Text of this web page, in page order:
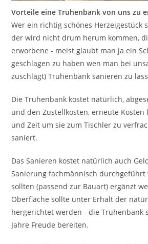
Vorteile eine Truhenbank von uns zu
Wer ein richtig schönes Herzeigestück
der wird nicht drum herum kommen,
erworbene - meist glaubt man ja ein
geschlagen zu haben wen man bei
zuschlägt) Truhenbank sanieren zu
Die Truhenbank kostet natürlich,
und den Zustellkosten, erneute
und Zeit um sie zum Tischler zu
saniert.
Das Sanieren kostet natürlich auch
Sanierung fachmännisch durchgeführt
sollten (passend zur Bauart) ergänzt
Oberfläche sollte unter Erhalt der
hergerichtet werden - die Truhenbank
Jahre Freude bereiten.